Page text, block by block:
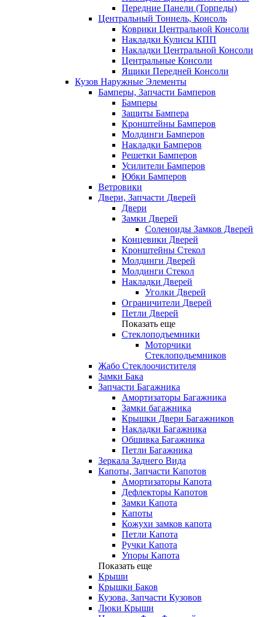
Передние Панели (Торпеды)
Центральный Тоннель, Консоль
Коврики Центральной Консоли
Накладки Кулисы КПП
Накладки Центральной Консоли
Центральные Консоли
Ящики Передней Консоли
Кузов Наружные Элементы
Бамперы, Запчасти Бамперов
Бамперы
Защиты Бампера
Кронштейны Бамперов
Молдинги Бамперов
Накладки Бамперов
Решетки Бамперов
Усилители Бамперов
Юбки Бамперов
Ветровики
Двери, Запчасти Дверей
Двери
Замки Дверей
Соленоиды Замков Дверей
Концевики Дверей
Кронштейны Стекол
Молдинги Дверей
Молдинги Стекол
Накладки Дверей
Уголки Дверей
Ограничители Дверей
Петли Дверей
Показать еще
Стеклоподъемники
Моторчики
Стеклоподьемников
Жабо Стеклоочистителя
Замки Бака
Запчасти Багажника
Амортизаторы Багажника
Замки багажника
Крышки Двери Багажников
Накладки Багажника
Обшивка Багажника
Петли Багажника
Зеркала Заднего Вида
Капоты, Запчасти Капотов
Амортизаторы Капота
Дефлекторы Капотов
Замки Капота
Капоты
Кожухи замков капота
Петли Капота
Ручки Капота
Упоры Капота
Показать еще
Крыши
Крышки Баков
Кузова, Запчасти Кузовов
Люки Крыши